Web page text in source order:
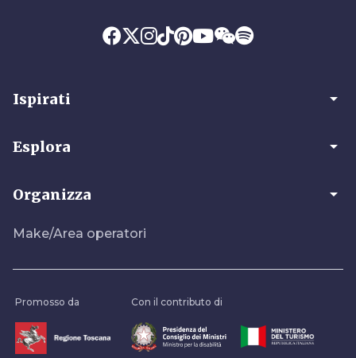
Ispirati arrow_drop_down
Esplora arrow_drop_down
Organizza arrow_drop_down
Make/Area operatori
Promosso da Con il contributo di